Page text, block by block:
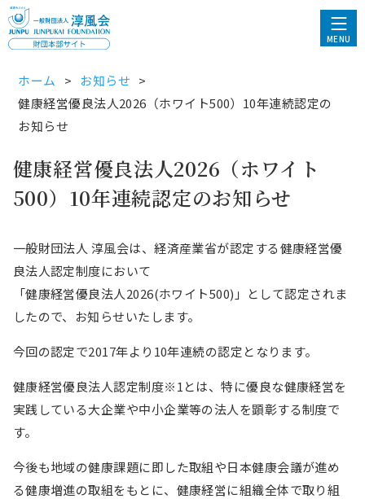
MENU
ホーム
お知らせ
健康経営優良法人2026（ホワイト500）10年連続認定の
お知らせ
健康経営優良法人2026（ホワイト
500）10年連続認定のお知らせ
一般財団法人 淳風会は、経済産業省が認定する健康経営優
良法人認定制度において
「健康経営優良法人2026(ホワイト500)」として認定されま
したので、お知らせいたします。
今回の認定で2017年より10年連続の認定となります。
健康経営優良法人認定制度※1とは、特に優良な健康経営を
実践している大企業や中小企業等の法人を顕彰する制度で
す。
今後も地域の健康課題に即した取組や日本健康会議が進め
る健康増進の取組をもとに、健康経営に組織全体で取り組